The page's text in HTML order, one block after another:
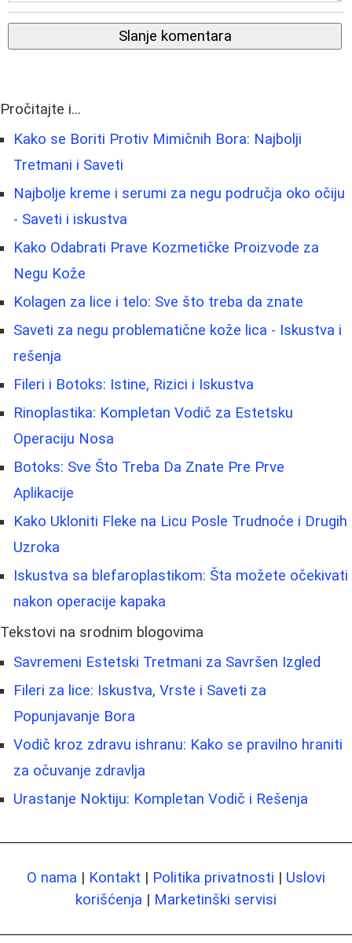
Slanje komentara
Pročitajte i...
Kako se Boriti Protiv Mimičnih Bora: Najbolji
Tretmani i Saveti
Najbolje kreme i serumi za negu područja oko očiju
- Saveti i iskustva
Kako Odabrati Prave Kozmetičke Proizvode za
Negu Kože
Kolagen za lice i telo: Sve što treba da znate
Saveti za negu problematične kože lica - Iskustva i
rešenja
Fileri i Botoks: Istine, Rizici i Iskustva
Rinoplastika: Kompletan Vodič za Estetsku
Operaciju Nosa
Botoks: Sve Što Treba Da Znate Pre Prve
Aplikacije
Kako Ukloniti Fleke na Licu Posle Trudnoće i Drugih
Uzroka
Iskustva sa blefaroplastikom: Šta možete očekivati
nakon operacije kapaka
Tekstovi na srodnim blogovima
Savremeni Estetski Tretmani za Savršen Izgled
Fileri za lice: Iskustva, Vrste i Saveti za
Popunjavanje Bora
Vodič kroz zdravu ishranu: Kako se pravilno hraniti
za očuvanje zdravlja
Urastanje Noktiju: Kompletan Vodič i Rešenja
O nama | Kontakt | Politika privatnosti | Uslovi
korišćenja | Marketinški servisi